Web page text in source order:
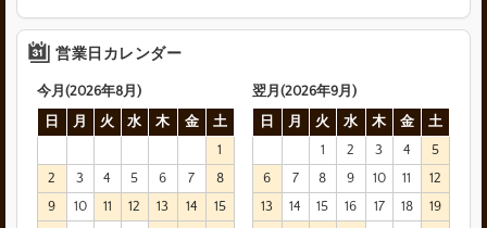
営業日カレンダー
今月(2026年8月)
日
月 火 水 木 金
土
1
2
3 4 5 6 7
8
9
10 11 12 13 14
15
翌月(2026年9月)
日
月 火 水 木 金
土
1
2 3 4
5
6
7 8 9 10 11
12
13
14 15 16 17 18
19